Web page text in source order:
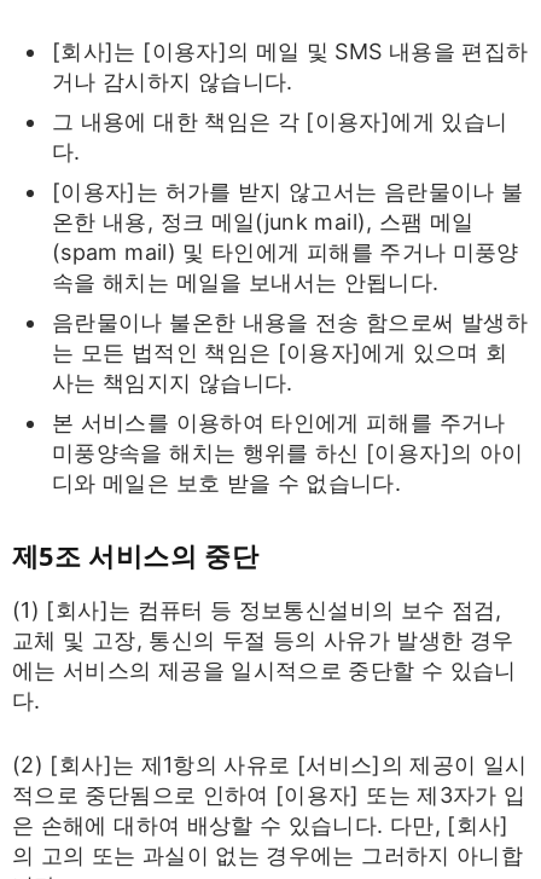
[회사]는 [이용자]의 메일 및 SMS 내용을 편집하
거나 감시하지 않습니다.
그 내용에 대한 책임은 각 [이용자]에게 있습니
다.
[이용자]는 허가를 받지 않고서는 음란물이나 불
온한 내용, 정크 메일(junk mail), 스팸 메일
(spam mail) 및 타인에게 피해를 주거나 미풍양
속을 해치는 메일을 보내서는 안됩니다.
음란물이나 불온한 내용을 전송 함으로써 발생하
는 모든 법적인 책임은 [이용자]에게 있으며 회
사는 책임지지 않습니다.
본 서비스를 이용하여 타인에게 피해를 주거나
미풍양속을 해치는 행위를 하신 [이용자]의 아이
디와 메일은 보호 받을 수 없습니다.
제5조 서비스의 중단
(1) [회사]는 컴퓨터 등 정보통신설비의 보수 점검,
교체 및 고장, 통신의 두절 등의 사유가 발생한 경우
에는 서비스의 제공을 일시적으로 중단할 수 있습니
다.
(2) [회사]는 제1항의 사유로 [서비스]의 제공이 일시
적으로 중단됨으로 인하여 [이용자] 또는 제3자가 입
은 손해에 대하여 배상할 수 있습니다. 다만, [회사]
의 고의 또는 과실이 없는 경우에는 그러하지 아니합